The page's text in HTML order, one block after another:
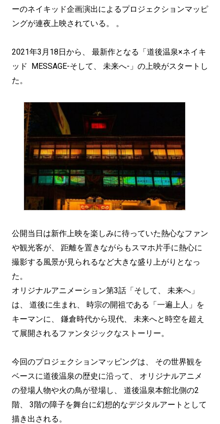
ーのネイキッド企画演出によるプロジェクションマッピ
ングが連夜上映されている。 。
2021年3月18日から、 最新作となる「道後温泉×ネイキ
ッド MESSAGE-そして、 未来へ-」の上映がスタートし
た。
公開当日は新作上映を楽しみに待っていた熱心なファン
や観光客が、 距離を置きながらもスマホ片手に熱心に
撮影する風景が見られるなど大きな盛り上がりとなっ
た。
オリジナルアニメーション第3話「そして、 未来へ」
は、 道後に生まれ、 時宗の開祖である「一遍上人」を
キーマンに、 鎌倉時代から現代、 未来へと時空を超え
て展開されるファンタジックなストーリー。
今回のプロジェクションマッピングは、 その世界観を
ベースに道後温泉の歴史に沿って、 オリジナルアニメ
の登場人物や火の鳥が登場し、 道後温泉本館北側の2
階、 3階の障子を舞台に幻想的なデジタルアートとして
描き出される。